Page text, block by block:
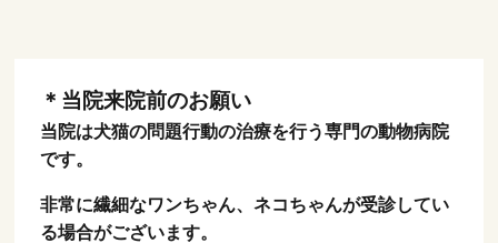
＊当院来院前のお願い
当院は犬猫の問題行動の治療を行う専門の動物病院
です。
非常に繊細なワンちゃん、ネコちゃんが受診してい
る場合がございます。